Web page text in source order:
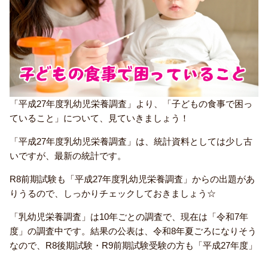
「平成27年度乳幼児栄養調査」より、「子どもの食事で困っ
ていること」について、見ていきましょう！
「平成27年度乳幼児栄養調査」は、統計資料としては少し古
いですが、最新の統計です。
R8前期試験も「平成27年度乳幼児栄養調査」からの出題があ
りうるので、しっかりチェックしておきましょう☆
「乳幼児栄養調査」は10年ごとの調査で、現在は「令和7年
度」の調査中です。結果の公表は、令和8年夏ごろになりそう
なので、R8後期試験・R9前期試験受験の方も「平成27年度」